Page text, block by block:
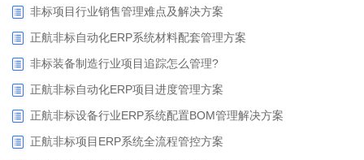
非标项目行业销售管理难点及解决方案
正航非标自动化ERP系统材料配套管理方案
非标装备制造行业项目追踪怎么管理?
正航非标自动化ERP项目进度管理方案
正航非标设备行业ERP系统配置BOM管理解决方案
正航非标项目ERP系统全流程管控方案